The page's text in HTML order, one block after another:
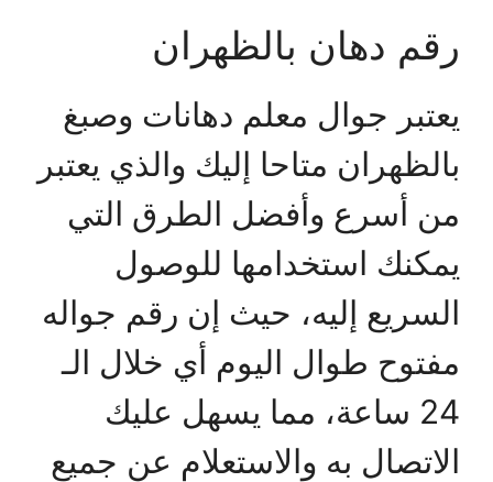
رقم دهان بالظهران
يعتبر جوال معلم دهانات وصبغ
بالظهران متاحا إليك والذي يعتبر
من أسرع وأفضل الطرق التي
يمكنك استخدامها للوصول
السريع إليه، حيث إن رقم جواله
مفتوح طوال اليوم أي خلال الـ
24 ساعة، مما يسهل عليك
الاتصال به والاستعلام عن جميع